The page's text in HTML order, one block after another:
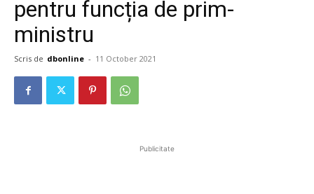
pentru funcția de prim-
ministru
Scris de dbonline - 11 October 2021
Publicitate